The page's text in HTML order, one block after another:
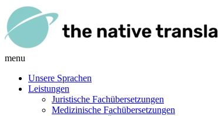
menu
Unsere Sprachen
Leistungen
Juristische Fachübersetzungen
Medizinische Fachübersetzungen